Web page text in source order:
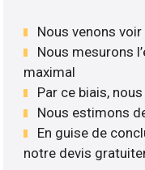
Nous venons
Nous mesurons
maximal
Par ce biais,
Nous estimons
En guise de
notre devis